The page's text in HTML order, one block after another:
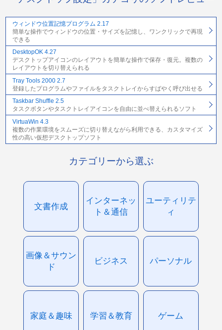
ウィンドウ位置記憶プログラム 2.17
簡単な操作でウィンドウの位置・サイズを記憶し、ワンクリックで再現
できる
DesktopOK 4.27
デスクトップアイコンのレイアウトを簡単な操作で保存・復元。複数の
レイアウトを切り替えられる
Tray Tools 2000 2.7
登録したプログラムやファイルをタスクトレイからすばやく呼び出せる
Taskbar Shuffle 2.5
タスクボタンやタスクトレイアイコンを自由に並べ替えられるソフト
VirtuaWin 4.3
複数の作業環境をスムーズに切り替えながら利用できる、カスタマイズ
性の高い仮想デスクトップソフト
カテゴリーから選ぶ
文書作成
インターネッ
ト＆通信
ユーティリテ
ィ
画像＆サウン
ド
ビジネス パーソナル
家庭＆趣味 学習＆教育 ゲーム